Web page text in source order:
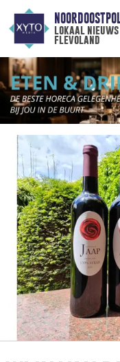
lokaal nieuws
flevoland